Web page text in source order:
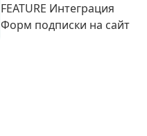
FEATURE Интеграция
Форм подписки на сайт